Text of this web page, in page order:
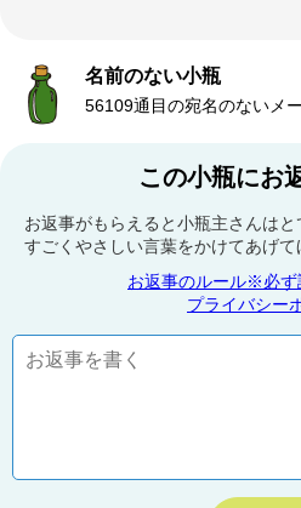
名前のない小瓶
56109通目の宛名のないメ
この小瓶にお
お返事がもらえると小瓶主さんは
すごくやさしい言葉をかけてあげて
お返事のルール※必ず
プライバシー